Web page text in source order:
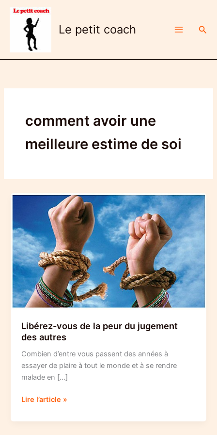
Aller
contenu
Le petit coach
comment avoir une
meilleure estime de soi
Libérez-vous de la peur du jugement
des autres
Combien d’entre vous passent des années à
essayer de plaire à tout le monde et à se rendre
malade en […]
Libérez-
de
Lire l’article »